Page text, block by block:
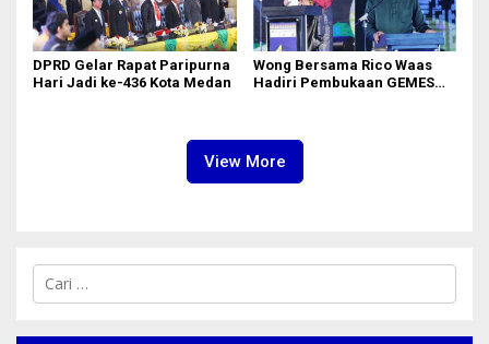
DPRD Gelar Rapat Paripurna
Hari Jadi ke-436 Kota Medan
Wong Bersama Rico Waas
Hadiri Pembukaan GEMES
View More
C
i